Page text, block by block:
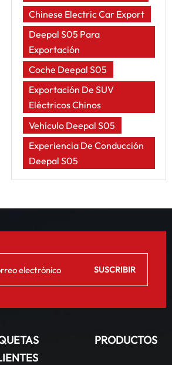
Chinese Electric Car Export
Deepal S05 Para
Exportación
Coche Deepal S05
Exportación De SUV
Eléctricos Chinos
Vehículo Deepal S05
Experiencia De Conducción
Deepal S05
PRODUCTOS